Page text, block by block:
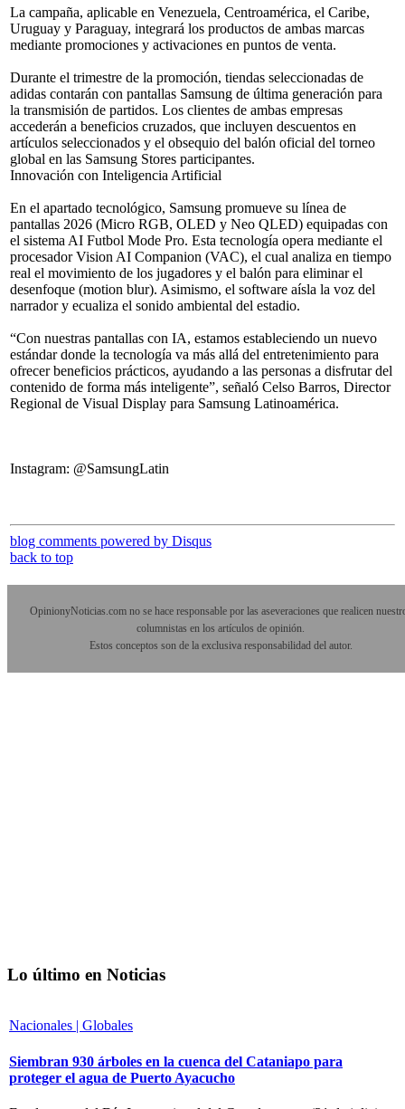
La campaña, aplicable en Venezuela, Centroamérica, el Caribe,
Uruguay y Paraguay, integrará los productos de ambas marcas
mediante promociones y activaciones en puntos de venta.
Durante el trimestre de la promoción, tiendas seleccionadas de
adidas contarán con pantallas Samsung de última generación para
la transmisión de partidos. Los clientes de ambas empresas
accederán a beneficios cruzados, que incluyen descuentos en
artículos seleccionados y el obsequio del balón oficial del torneo
global en las Samsung Stores participantes.
Innovación con Inteligencia Artificial
En el apartado tecnológico, Samsung promueve su línea de
pantallas 2026 (Micro RGB, OLED y Neo QLED) equipadas con
el sistema AI Futbol Mode Pro. Esta tecnología opera mediante el
procesador Vision AI Companion (VAC), el cual analiza en tiempo
real el movimiento de los jugadores y el balón para eliminar el
desenfoque (motion blur). Asimismo, el software aísla la voz del
narrador y ecualiza el sonido ambiental del estadio.
“Con nuestras pantallas con IA, estamos estableciendo un nuevo
estándar donde la tecnología va más allá del entretenimiento para
ofrecer beneficios prácticos, ayudando a las personas a disfrutar del
contenido de forma más inteligente”, señaló Celso Barros, Director
Regional de Visual Display para Samsung Latinoamérica.
Instagram: @SamsungLatin
blog comments powered by Disqus
back to top
OpinionyNoticias.com no se hace responsable por las aseveraciones que realicen
columnistas en los artículos de opinión.
Estos conceptos son de la exclusiva responsabilidad del autor.
Lo último en Noticias
Nacionales | Globales
Siembran 930 árboles en la cuenca del Cataniapo para
proteger el agua de Puerto Ayacucho